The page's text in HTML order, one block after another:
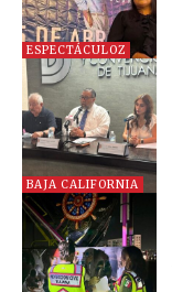
ESPECTÁCULOZ
BAJA CALIFORNIA